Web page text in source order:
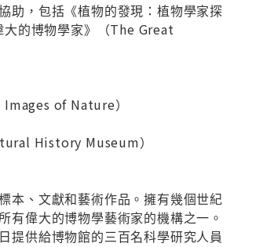
助，包括《植物的發現：植物學家探
的博物學家》（The Great
of Nature）
History Museum）
本、文獻和藝術作品。擁有幾個世紀
有偉大的博物學藝術家的機構之一。
提供給博物館的三百名科學研究人員